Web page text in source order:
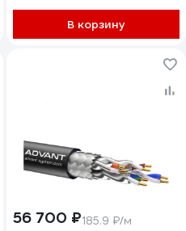
В корзину
56 700 ₽185.9 ₽/м